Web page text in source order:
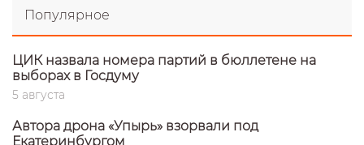
Популярное
ЦИК назвала номера партий в бюллетене на
выборах в Госдуму
5 августа
Автора дрона «Упырь» взорвали под
Екатеринбургом